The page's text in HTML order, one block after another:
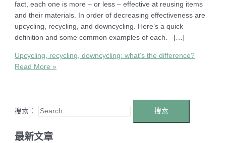
fact, each one is more – or less – effective at reusing items
and their materials. In order of decreasing effectiveness are
upcycling, recycling, and downcycling. Here’s a quick
definition and some common examples of each. […]
Upcycling, recycling, downcycling: what’s the difference?
Read More »
搜索：
最新文章